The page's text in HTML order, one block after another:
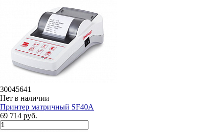
30045641
Нет в наличии
Принтер матричный SF40A
69 714 руб.